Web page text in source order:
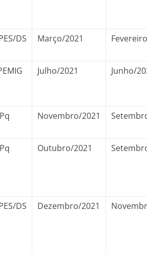
DS Março/2021
Julho/2021 Junho/
Novembro/2021
Outubro/2021
DS Dezembro/2021